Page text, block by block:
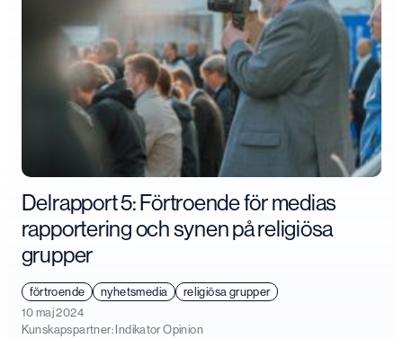
Delrapport 5: Förtroende för medias
rapportering och synen på religiösa
grupper
förtroende nyhetsmedia
religiösa grupper
10 maj 2024
Kunskapspartner: Indikator Opinion